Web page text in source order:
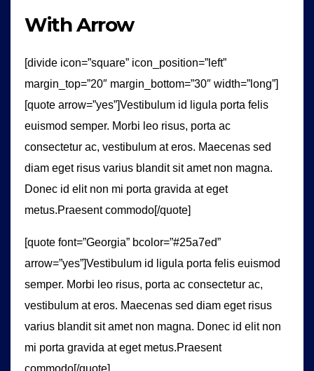
With Arrow
[divide icon=”square” icon_position=”left”
margin_top=”20″ margin_bottom=”30″ width=”long”]
[quote arrow=”yes”]Vestibulum id ligula porta felis
euismod semper. Morbi leo risus, porta ac
consectetur ac, vestibulum at eros. Maecenas sed
diam eget risus varius blandit sit amet non magna.
Donec id elit non mi porta gravida at eget
metus.Praesent commodo[/quote]
[quote font=”Georgia” bcolor=”#25a7ed”
arrow=”yes”]Vestibulum id ligula porta felis euismod
semper. Morbi leo risus, porta ac consectetur ac,
vestibulum at eros. Maecenas sed diam eget risus
varius blandit sit amet non magna. Donec id elit non
mi porta gravida at eget metus.Praesent